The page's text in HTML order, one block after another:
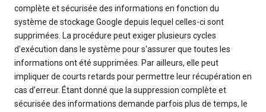
complète et sécurisée des informations en fonction du
système de stockage Google depuis lequel celles-ci sont
supprimées. La procédure peut exiger plusieurs cycles
d'exécution dans le système pour s'assurer que toutes les
informations ont été supprimées. Par ailleurs, elle peut
impliquer de courts retards pour permettre leur récupération en
cas d'erreur. Étant donné que la suppression complète et
sécurisée des informations demande parfois plus de temps, le